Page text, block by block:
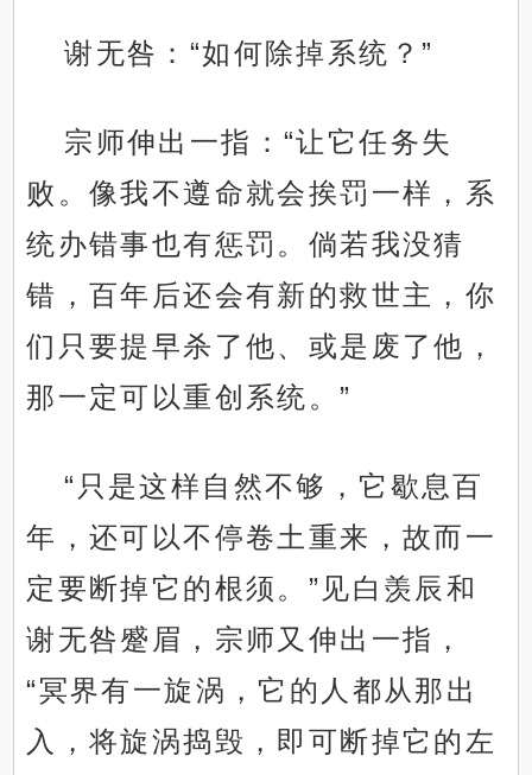
谢无咎：“如何除掉系统？”
宗师伸出一指：“让它任务失
败。像我不遵命就会挨罚一样，系
统办错事也有惩罚。倘若我没猜
错，百年后还会有新的救世主，你
们只要提早杀了他、或是废了他，
那一定可以重创系统。”
“只是这样自然不够，它歇息百
年，还可以不停卷土重来，故而一
定要断掉它的根须。”见白羡辰和
谢无咎蹙眉，宗师又伸出一指，
“冥界有一旋涡，它的人都从那出
入，将旋涡捣毁，即可断掉它的左